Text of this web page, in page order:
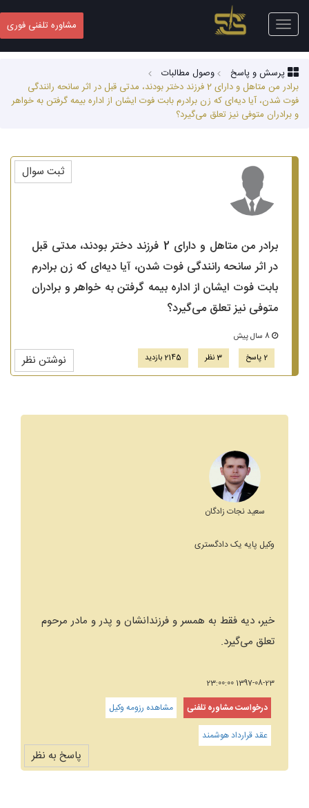
Toggle
navigation
مشاوره تلفنی فوری
پرسش و پاسخ
وصول مطالبات
برادر من متاهل و دارای 2 فرزند دختر بودند، مدتی قبل در اثر سانحه رانندگی
فوت شدن، آیا دیه‌ای که زن برادرم بابت فوت ایشان از اداره بیمه گرفتن به خواهر
و برادران متوفی نیز تعلق می‌گیرد؟
برادر من متاهل و دارای 2 فرزند دختر بودند، مدتی قبل
در اثر سانحه رانندگی فوت شدن، آیا دیه‌ای که زن برادرم
بابت فوت ایشان از اداره بیمه گرفتن به خواهر و برادران
متوفی نیز تعلق می‌گیرد؟
2 پاسخ
3 نظر 2145 بازدید نوشتن نظر
ثبت سوال
سعید نجات زادگان
وکیل پایه یک دادگستری
خیر، دیه فقط به همسر و فرزندانشان و پدر و مادر مرحوم
تعلق می‌گیرد.
1397-08-23 23:00:00
درخواست مشاوره تلفنی
مشاهده رزومه وکیل
عقد قرارداد هوشمند
پاسخ به نظر